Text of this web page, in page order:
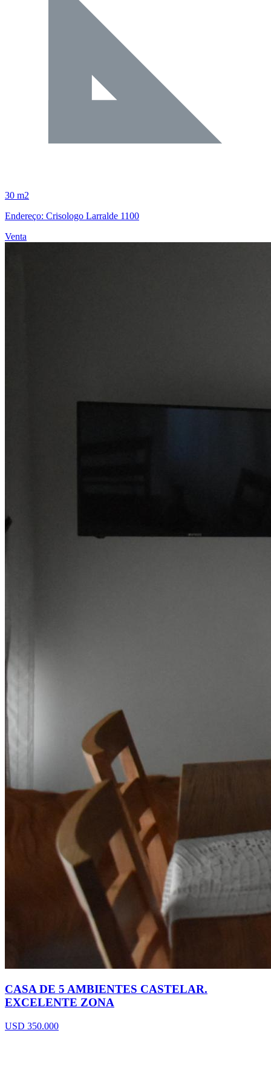
30 m2
Endereço: Crisologo Larralde 1100
Venta
CASA DE 5 AMBIENTES CASTELAR.
EXCELENTE ZONA
USD 350.000